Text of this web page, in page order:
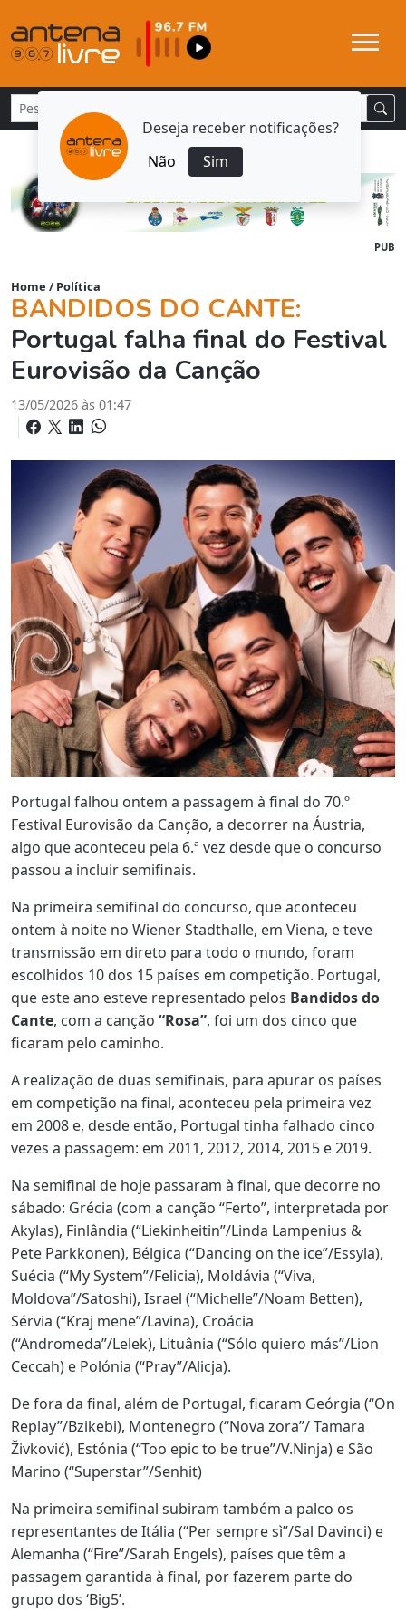
Deseja receber notificações?
Não
Sim
PUB
Home / Política
BANDIDOS DO CANTE:
Portugal falha final do Festival
Eurovisão da Canção
13/05/2026 às 01:47
Portugal falhou ontem a passagem à final do 70.º
Festival Eurovisão da Canção, a decorrer na Áustria,
algo que aconteceu pela 6.ª vez desde que o concurso
passou a incluir semifinais.
Na primeira semifinal do concurso, que aconteceu
ontem à noite no Wiener Stadthalle, em Viena, e teve
transmissão em direto para todo o mundo, foram
escolhidos 10 dos 15 países em competição. Portugal,
que este ano esteve representado pelos Bandidos do
Cante, com a canção “Rosa”, foi um dos cinco que
ficaram pelo caminho.
A realização de duas semifinais, para apurar os países
em competição na final, aconteceu pela primeira vez
em 2008 e, desde então, Portugal tinha falhado cinco
vezes a passagem: em 2011, 2012, 2014, 2015 e 2019.
Na semifinal de hoje passaram à final, que decorre no
sábado: Grécia (com a canção “Ferto”, interpretada por
Akylas), Finlândia (“Liekinheitin”/Linda Lampenius &
Pete Parkkonen), Bélgica (“Dancing on the ice”/Essyla),
Suécia (“My System”/Felicia), Moldávia (“Viva,
Moldova”/Satoshi), Israel (“Michelle”/Noam Betten),
Sérvia (“Kraj mene”/Lavina), Croácia
(“Andromeda”/Lelek), Lituânia (“Sólo quiero más”/Lion
Ceccah) e Polónia (“Pray”/Alicja).
De fora da final, além de Portugal, ficaram Geórgia (“On
Replay”/Bzikebi), Montenegro (“Nova zora”/ Tamara
Živković), Estónia (“Too epic to be true”/V.Ninja) e São
Marino (“Superstar”/Senhit)
Na primeira semifinal subiram também a palco os
representantes de Itália (“Per sempre sì”/Sal Davinci) e
Alemanha (“Fire”/Sarah Engels), países que têm a
passagem garantida à final, por fazerem parte do
grupo dos ‘Big5’.